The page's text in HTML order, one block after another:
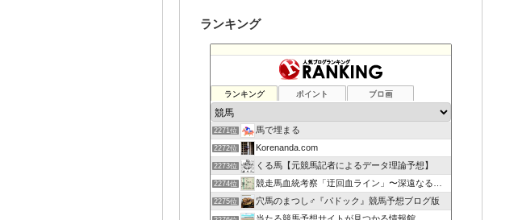
ランキング
ランキング ポイント ブロ画
2271位 馬で埋まる
2272位 Korenanda.com
2273位 くる馬【元競馬記者によるデータ理論予想】
2274位 競走馬血統考察「迂回血ライン」〜深遠なる血の連鎖〜
2275位 穴馬のまつし♂『パドック』競馬予想ブログ版